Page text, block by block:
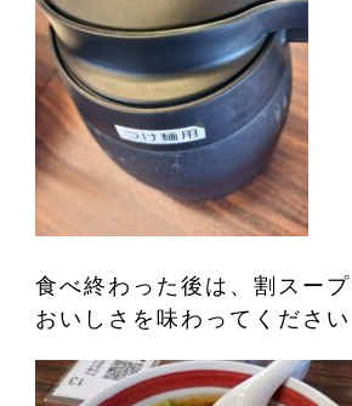
食べ終わった後は、割スー
おいしさを味わってください